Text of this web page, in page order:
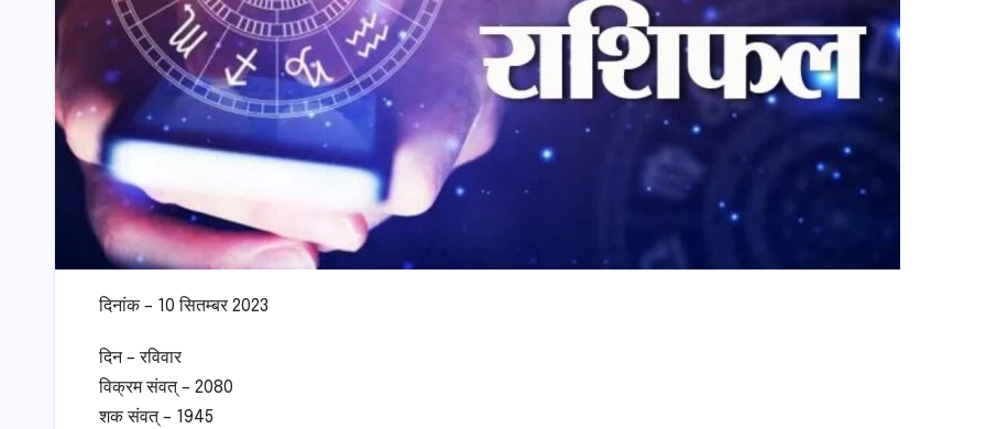
दिनांक – 10 सितम्बर 2023
दिन – रविवार
विक्रम संवत् – 2080
शक संवत् – 1945